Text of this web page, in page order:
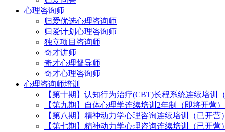
心理咨询师
归爱优选心理咨询师
归爱计划心理咨询师
独立项目咨询师
奇才讲师
奇才心理督导师
奇才心理咨询师
心理咨询师培训
【第十期】认知行为治疗(CBT)长程系统连续培训
【第九期】自体心理学连续培训2年制（即将开营）
【第八期】精神动力学心理咨询连续培训（已开营）
【第七期】精神动力学心理咨询连续培训（已开营）